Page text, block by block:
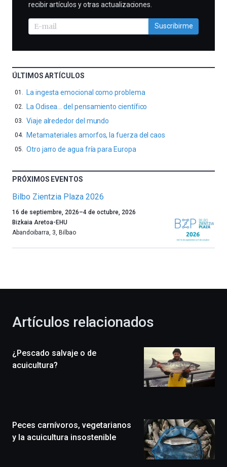
recibir artículos y otras actualizaciones.
Suscribirme
ÚLTIMOS ARTÍCULOS
La ingesta emocional como problema
La Odisea… del pensamiento científico
Viaje alrededor del mundo
Metamateriales amorfos, la fuerza del caos
Otro jarro de agua fría para Europa
PRÓXIMOS EVENTOS
Bilbo Zientzia Plaza 2026
Un
año
más,
celebración
novena
edición
un
festival
16 de septiembre, 2026–4 de octubre, 2026
Bizkaia Aretoa-EHU
Abandoibarra, 3 Bilbao
Artículos relacionados
¿Pescado salvaje o de
acuicultura?
Peces carnívoros, vegetarianos
y la acuicultura insostenible